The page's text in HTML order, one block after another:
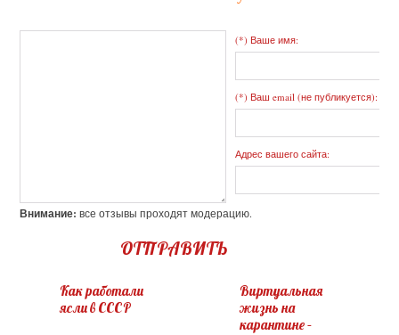
(*) Ваше имя:
(*) Ваш email (не публикуется):
Адрес вашего сайта:
Внимание: все отзывы проходят модерацию.
ОТПРАВИТЬ
Как работали
ясли в СССР
Виртуальная
жизнь на
карантине –